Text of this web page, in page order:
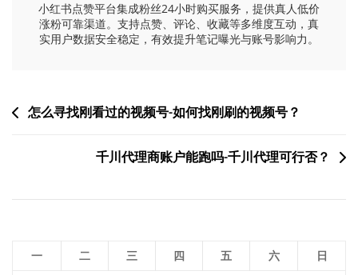
小红书点赞平台集成粉丝24小时购买服务，提供真人低价
涨粉可靠渠道。支持点赞、评论、收藏等多维度互动，真
实用户数据安全稳定，有效提升笔记曝光与账号影响力。
文怎么寻找刚看过的视频号-如何找刚刷的视频号？
千川代理商账户能跑吗-千川代理可行否？
一 二 三 四 五 六
日